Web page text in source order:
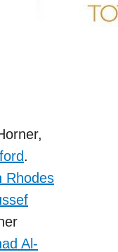
.
Rhodes
Al-